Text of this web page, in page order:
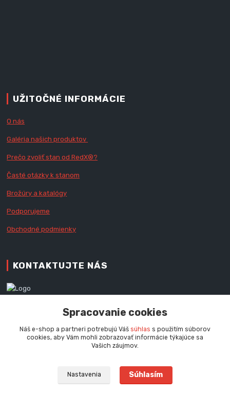
UŽITOČNÉ INFORMÁCIE
O nás
Galéria našich produktov
Prečo zvoliť stan od RedX®?
Časté otázky k stanom
Brožúry a katalógy
Podporujeme
Obchodné podmienky
KONTAKTUJTE NÁS
+421 905 060 020
info@redx-stany.sk
Spracovanie cookies
Náš e-shop a partneri potrebujú Váš súhlas s použitím súborov
cookies, aby Vám mohli zobrazovať informácie týkajúce sa
Vašich záujmov.
Nastavenia Súhlasím